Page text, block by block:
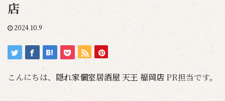
店
2024.10.9
こんにちは、 隠れ家個室居酒屋 天王 福岡店 PR担当です。